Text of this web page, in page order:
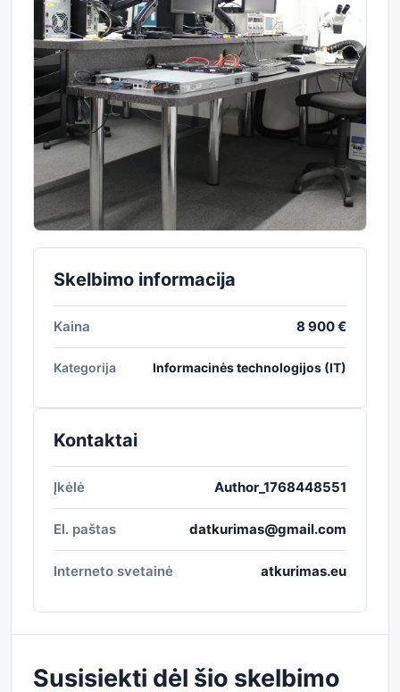
Skelbimo informacija
Kaina 8 900 €
Kategorija Informacinės technologijos (IT)
Kontaktai
Įkėlė Author_1768448551
El. paštas datkurimas@gmail.com
Interneto svetainė atkurimas.eu
Susisiekti dėl šio skelbimo